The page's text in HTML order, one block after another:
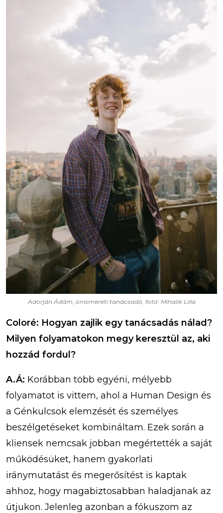
Adorján Ádám, önismereti tanácsadó, fotó: Mihalik Lilla
Coloré: Hogyan zajlik egy tanácsadás nálad?
Milyen folyamatokon megy keresztül az, aki
hozzád fordul?
A.Á: Korábban több egyéni, mélyebb
folyamatot is vittem, ahol a Human Design és
a Génkulcsok elemzését és személyes
beszélgetéseket kombináltam. Ezek során a
kliensek nemcsak jobban megértették a saját
működésüket, hanem gyakorlati
iránymutatást és megerősítést is kaptak
ahhoz, hogy magabiztosabban haladjanak az
útjukon. Jelenleg azonban a fókuszom az